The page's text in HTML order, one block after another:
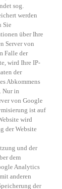
sog.
werden
Sie
über Ihre
Server von
Falle der
wird Ihre IP-
der
Abkommens
Nur in
von Google
ist auf
wird
der Website
und der
dem
Analytics
anderen
der